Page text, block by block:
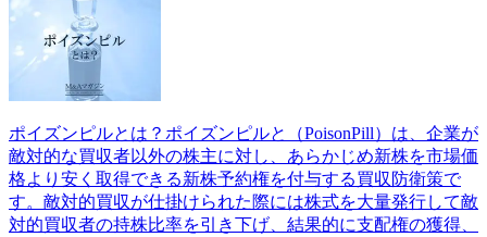
ポイズンピルとは？ポイズンピルと（PoisonPill）は、企業が
敵対的な買収者以外の株主に対し、あらかじめ新株を市場価
格より安く取得できる新株予約権を付与する買収防衛策で
す。敵対的買収が仕掛けられた際には株式を大量発行して敵
対的買収者の持株比率を引き下げ、結果的に支配権の獲得、